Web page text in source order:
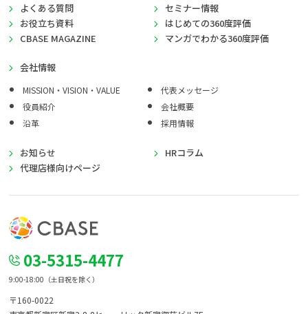
よくある質問
セミナー情報
お役立ち資料
はじめての360度評価
CBASE MAGAZINE
マンガでわかる360度評価
会社情報
MISSION・VISION・VALUE
代表メッセージ
役員紹介
会社概要
沿革
採用情報
お知らせ
HRコラム
代理店様向けページ
03-5315-4477
9:00-18:00（土日祝を除く）
〒160-0022